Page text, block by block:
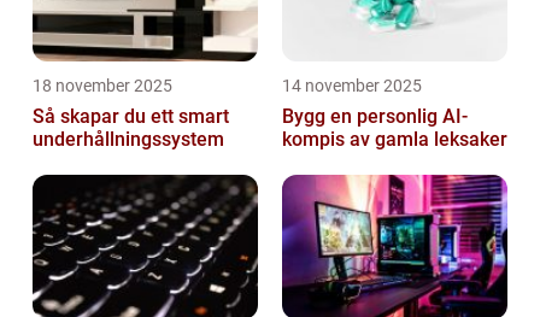
18 november 2025
Så skapar du ett smart
underhållningssystem
14 november 2025
Bygg en personlig AI-
kompis av gamla leksaker